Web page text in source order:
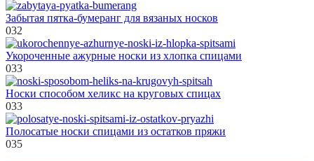
Забытая пятка-бумеранг для вязаных носков
032
Укороченные ажурные носки из хлопка спицами
033
Носки способом хеликс на круговых спицах
033
Полосатые носки спицами из остатков пряжи
035